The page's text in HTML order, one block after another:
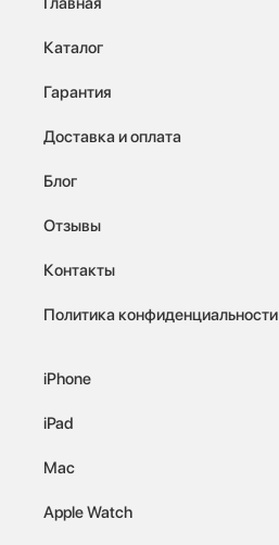
Каталог
Гарантия
Доставка и оплата
Блог
Отзывы
Контакты
Политика конфиденциальности
iPhone
iPad
Mac
Apple Watch